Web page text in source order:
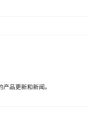
品更新和新闻。